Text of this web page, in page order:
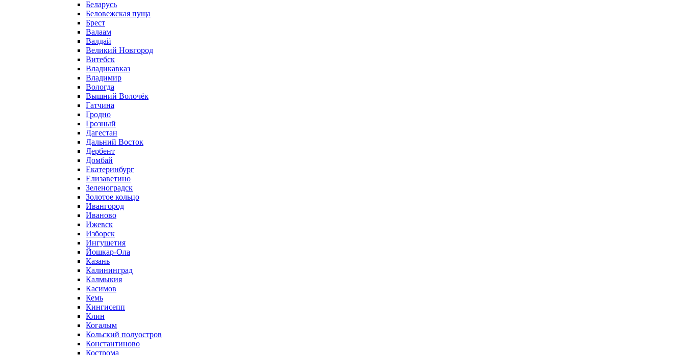
Беларусь
Беловежская пуща
Брест
Валаам
Валдай
Великий Новгород
Витебск
Владикавказ
Владимир
Вологда
Вышний Волочёк
Гатчина
Гродно
Грозный
Дагестан
Дальний Восток
Дербент
Домбай
Екатеринбург
Елизаветино
Зеленоградск
Золотое кольцо
Ивангород
Иваново
Ижевск
Изборск
Ингушетия
Йошкар-Ола
Казань
Калининград
Калмыкия
Касимов
Кемь
Кингисепп
Клин
Когалым
Кольский полуостров
Константиново
Кострома